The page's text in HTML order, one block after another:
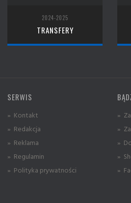
2024-2025
TRANSFERY
SERWIS
» Kontakt
» Redakcja
» Reklama
» Regulamin
» Polityka prywatności
»
»
»
»
»